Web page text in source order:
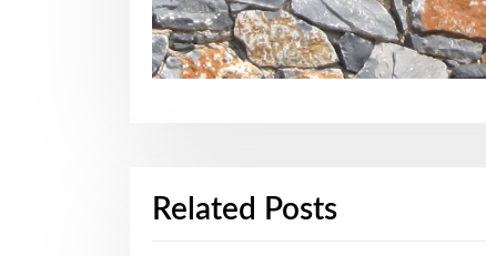
Related Posts